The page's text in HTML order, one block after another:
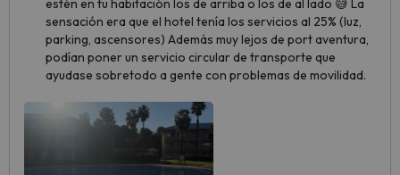
estén en tu habitación los de arriba o los de al lado 😅 La
sensación era que el hotel tenía los servicios al 25% (luz,
parking, ascensores) Además muy lejos de port aventura,
podían poner un servicio circular de transporte que
ayudase sobretodo a gente con problemas de movilidad.